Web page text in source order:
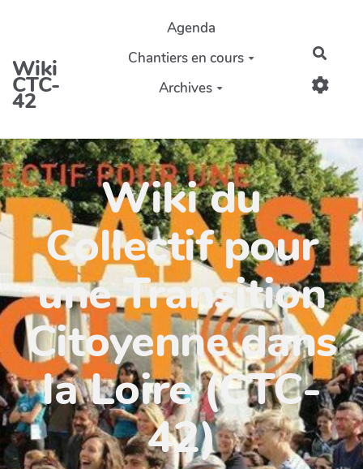
Aller au contenu principal
Wiki
CTC-
42
Agenda
Chantiers en cours
Archives
Wiki du
Collectif pour
une Transition
Citoyenne dans
la Loire (CTC-
42)